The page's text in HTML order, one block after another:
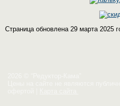
Страница обновлена 29 марта 2025